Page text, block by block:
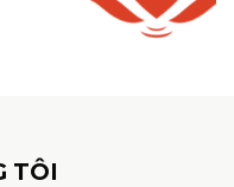
TÔI